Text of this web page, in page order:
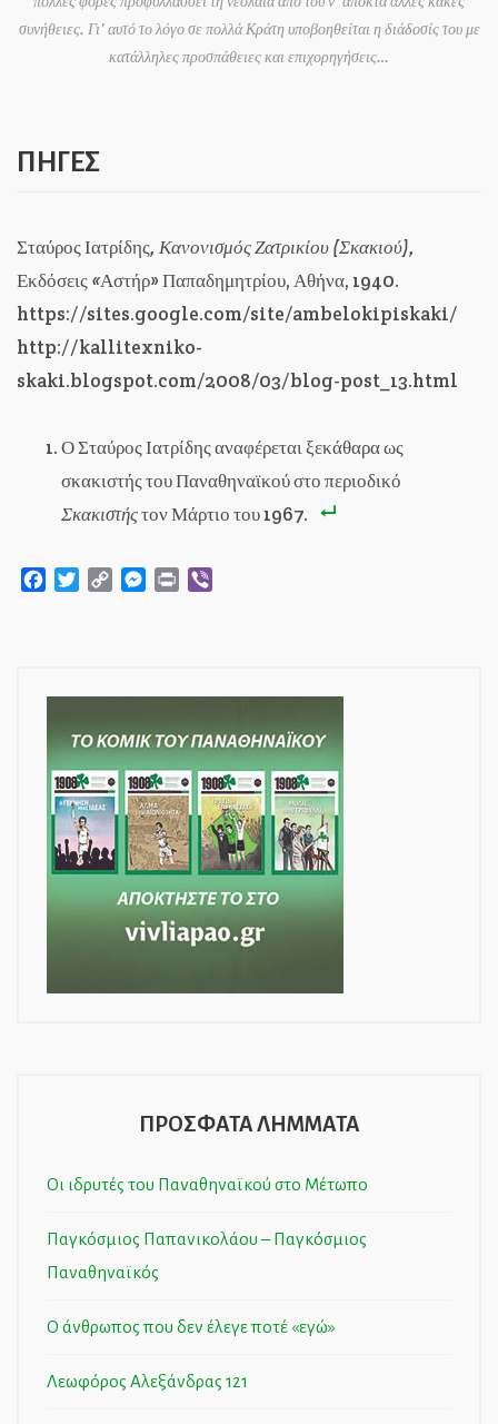
συνήθειες. Γι’ αυτό το λόγο σε πολλά Κράτη υποβοηθείται η διάδοσίς του με
κατάλληλες προσπάθειες και επιχορηγήσεις…
ΠΗΓΕΣ
Σταύρος Ιατρίδης, Κανονισμός Ζατρικίου (Σκακιού),
Εκδόσεις«Αστήρ» Παπαδημητρίου, Αθήνα, 1940.
https://sites.google.com/site/ambelokipiskaki/
http://kallitexniko-
skaki.blogspot.com/2008/03/blog-post_13.html
Ο Σταύρος Ιατρίδης αναφέρεται ξεκάθαρα ως
σκακιστής του Παναθηναϊκού στο περιοδικό
Σκακιστήςτον Μάρτιο του 1967.
Facebook
Twitter
Copy
Messenger
Print
ΠΡΟΣΦΑΤΑ ΛΗΜΜΑΤΑ
Οι ιδρυτές του Παναθηναϊκού στο Μέτωπο
Παγκόσμιος Παπανικολάου – Παγκόσμιος
Παναθηναϊκός
Ο άνθρωπος που δεν έλεγε ποτέ «εγώ»
Λεωφόρος Αλεξάνδρας 121